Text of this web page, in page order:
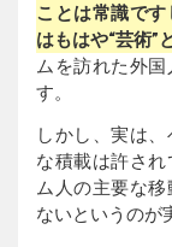
ことは常識で
はもはや“芸術”
ムを訪れた外
す。
しかし、実は
な積載は許さ
ム人の主要な
ないというのが